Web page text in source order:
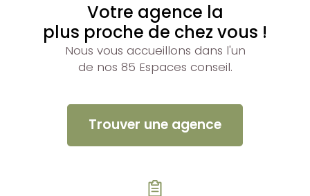
Votre agence la
plus proche de chez vous !
Nous vous accueillons dans l'un
de nos 85 Espaces conseil.
Trouver une agence